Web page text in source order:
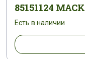
85151124 MACK
Есть в наличии